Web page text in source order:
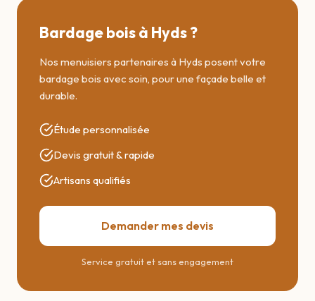
Bardage bois à Hyds ?
Nos menuisiers partenaires à Hyds posent votre
bardage bois avec soin, pour une façade belle et
durable.
Étude personnalisée
Devis gratuit & rapide
Artisans qualifiés
Demander mes devis
Service gratuit et sans engagement